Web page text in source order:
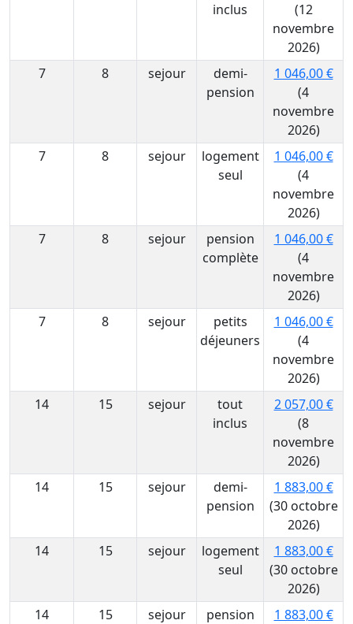
inclus
(12
novembre
2026)
7
8 sejour
demi-
pension
1 046,00 €
(4
novembre
2026)
7
8 sejour
logement
seul
1 046,00 €
(4
novembre
2026)
7
8 sejour
pension
complète
1 046,00 €
(4
novembre
2026)
7
8 sejour
petits
déjeuners
1 046,00 €
(4
novembre
2026)
14
15 sejour
tout
inclus
2 057,00 €
(8
novembre
2026)
14
15 sejour
demi-
pension
1 883,00 €
(30 octobre
2026)
14
15 sejour
logement
seul
1 883,00 €
(30 octobre
2026)
14
15 sejour
pension
1 883,00 €